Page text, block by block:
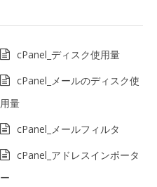
cPanel_ディスク使用量
cPanel_メールのディスク使
用量
cPanel_メールフィルタ
cPanel_アドレスインポータ
ー